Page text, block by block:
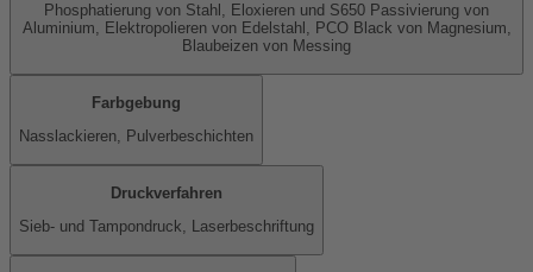
Phosphatierung von Stahl, Eloxieren und S650 Passivierung von
Aluminium, Elektropolieren von Edelstahl, PCO Black von Magnesium,
Blaubeizen von Messing
Farbgebung
Nasslackieren, Pulverbeschichten
Druckverfahren
Sieb- und Tampondruck, Laserbeschriftung